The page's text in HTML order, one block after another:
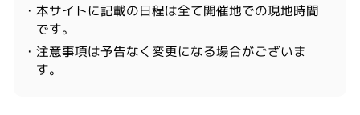
・本サイトに記載の日程は全て開催地での現地時間
です。
・注意事項は予告なく変更になる場合がございま
す。